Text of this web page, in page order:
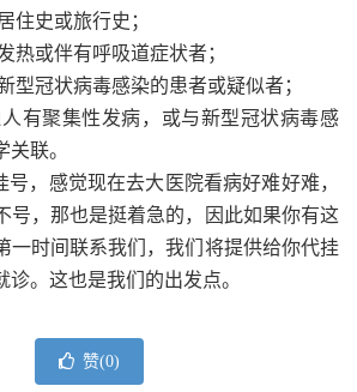
住史或旅行史；
热或伴有呼吸道症状者；
型冠状病毒感染的患者或疑似者；
有聚集性发病，或与新型冠状病毒感
联。
， 感觉现在去大医院看病好难好难，
号，那也是挺着急的，因此如果你有这
一时间联系我们，我们将提供给你代挂
诊。这也是我们的出发点。
赞(0)